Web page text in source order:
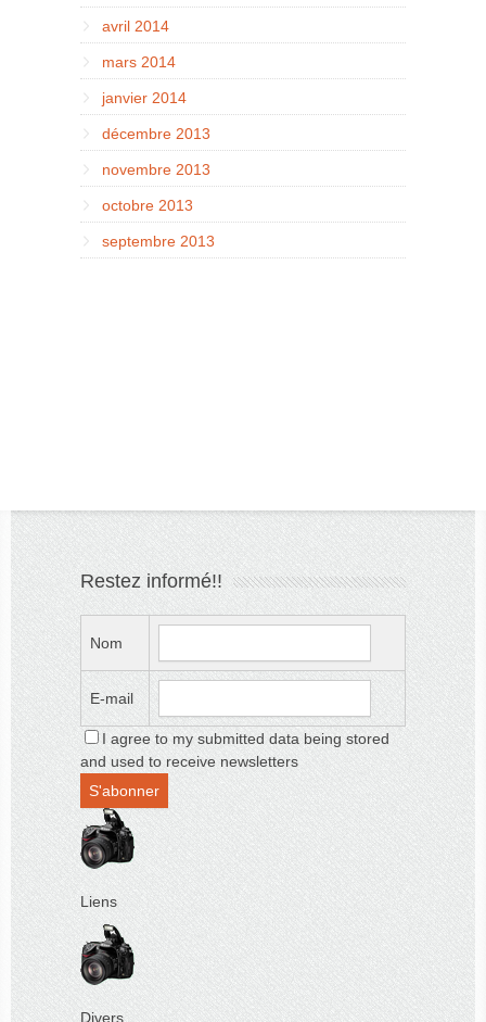
avril 2014
mars 2014
janvier 2014
décembre 2013
novembre 2013
octobre 2013
septembre 2013
Restez informé!!
Nom
E-mail
I agree to my submitted data being stored
and used to receive newsletters
Liens
Divers